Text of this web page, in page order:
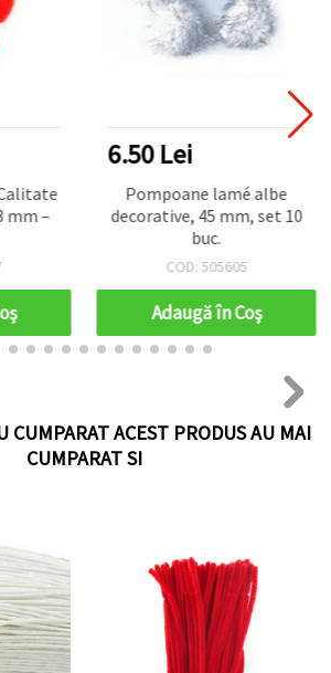
mm –
6.50 Lei
Pompoane lamé albe
decorative, 45 mm, set 10
buc.
COD: 505605
Adaugă în Coş
CUMPARAT ACEST PRODUS AU MAI
CUMPARAT SI